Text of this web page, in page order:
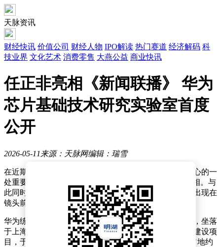
天脉资讯
财经快讯 价值公司 财经人物 IPO解读 热门赛道 经济解码 科
技业界 文化艺术 消费零售 大燕公益 商业快讯
任正非亮相《新闻联播》 华为
芯片基础技术研究实验室首度
公开
2026-05-11 来源：天脉网编辑：瑞雪
在近期播出的《新闻联播》节目中，华为练秋湖研发中心的一
处重要设施——“芯片基础技术研究实验室”首次公开亮相。与
此同时，华为技术有限公司董事、首席执行官任正非也出现在
镜头前，引发了广泛关注。
华为练秋湖研发中心作为华为全球规模最大的研发基地，坐落
于上海市青浦区金泽镇西岑社区。该中心是上海市重点建设项
目，于2024年7月全面竣工并正式命名。整个研发中心占地约